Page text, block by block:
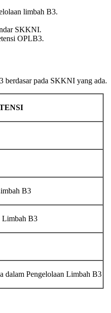
limbah B3.
SKKNI.
OPLB3.
berdasar pada SKKNI yang ada.
B3
Limbah B3
dalam Pengelolaan Limbah B3